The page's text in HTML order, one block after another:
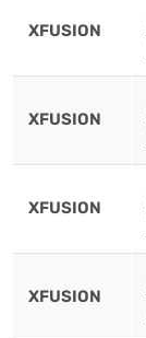
XFUSION
XFUSION
XFUSION
XFUSION